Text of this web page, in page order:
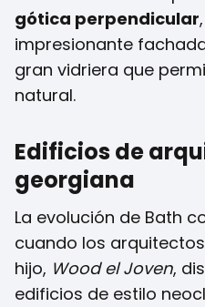
gótica perpendicular
impresionante
gran vidriera que
natural.
Edificios de
georgiana
La evolución de Bath
cuando los arquitectos
hijo, Wood el Joven,
edificios de estilo